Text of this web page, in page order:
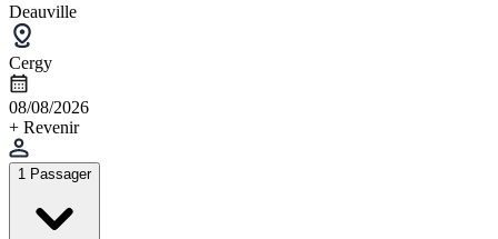
Deauville
Cergy
08/08/2026
+ Revenir
1 Passager